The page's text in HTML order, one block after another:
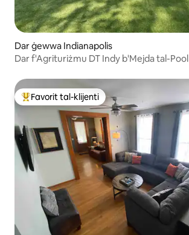
Dar ġewwa Indianapolis
Dar f'Agrituriżmu DT Indy b'Mejda tal-Pool
Wieħed mill-aqwa favoriti tal-klijenti
Favorit tal-klijenti